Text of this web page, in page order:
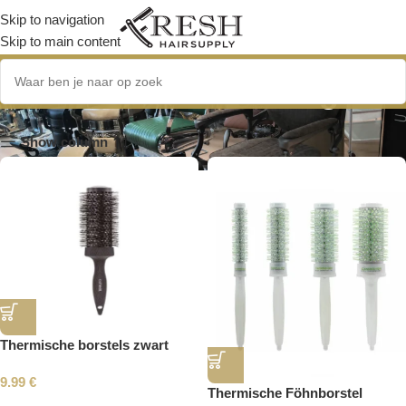
Skip to navigation
Skip to main content
thermische technologie
Show column
Thermische borstels zwart
9.99 €
Thermische Föhnborstel